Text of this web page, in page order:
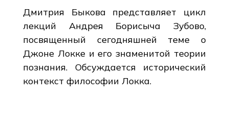
Дмитрия Быкова представляет цикл
лекций Андрея Борисыча Зубово,
посвященный сегодняшней теме о
Джоне Локке и его знаменитой теории
познания. Обсуждается исторический
контекст философии Локка.